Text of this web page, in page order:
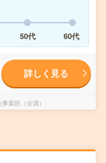
50代 60代
詳しく見る
業部（全国）